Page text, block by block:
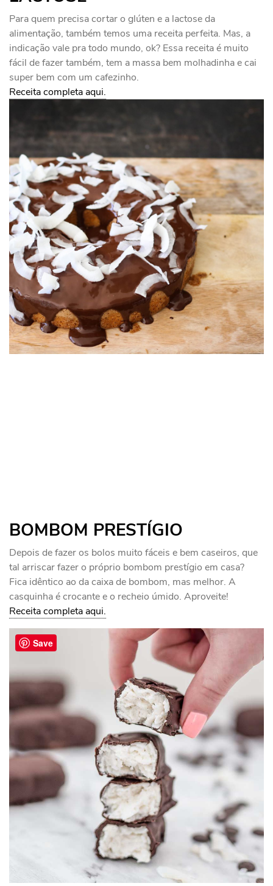
Para quem precisa cortar o glúten e a lactose da
alimentação, também temos uma receita perfeita. Mas, a
indicação vale pra todo mundo, ok? Essa receita é muito
fácil de fazer também, tem a massa bem molhadinha e cai
super bem com um cafezinho.
Receita completa aqui.
BOMBOM PRESTÍGIO
Depois de fazer os bolos muito fáceis e bem caseiros, que
tal arriscar fazer o próprio bombom prestígio em casa?
Fica idêntico ao da caixa de bombom, mas melhor. A
casquinha é crocante e o recheio úmido. Aproveite!
Receita completa aqui.
Save